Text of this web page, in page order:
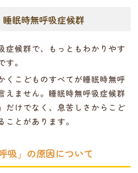
眠時無呼吸症候群
症候群で、もっともわかりやす
。
くこどものすべてが睡眠時無呼
えません。睡眠時無呼吸症候群
だけでなく、息苦しさからこど
ことがあります。
吸」の原因について